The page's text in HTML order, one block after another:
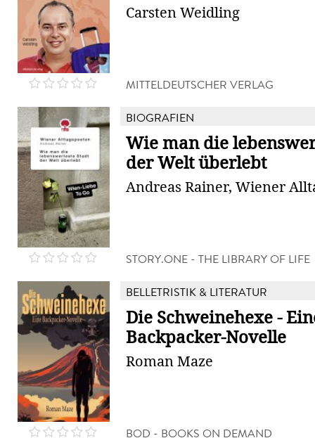
Carsten Weidling
MITTELDEUTSCHER VERLAG
BIOGRAFIEN
Wie man die
der Welt überlebt
Andreas Rainer, Wiener
STORY.ONE - THE LIBRARY OF LIFE
BELLETRISTIK & LITERATUR
Die Schweinehexe -
Backpacker-Novelle
Roman Maze
BOD - BOOKS ON DEMAND